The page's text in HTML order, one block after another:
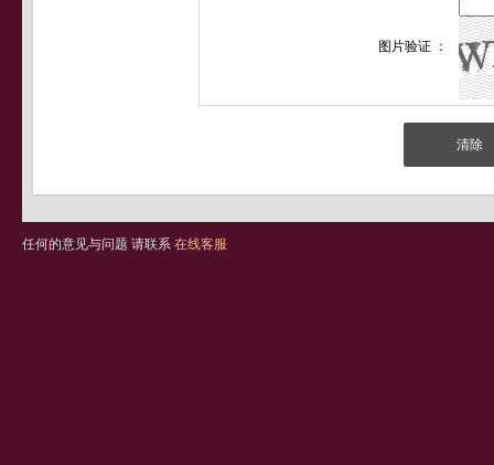
图片验证 ：
任何的意见与问题 请联系 在线客服